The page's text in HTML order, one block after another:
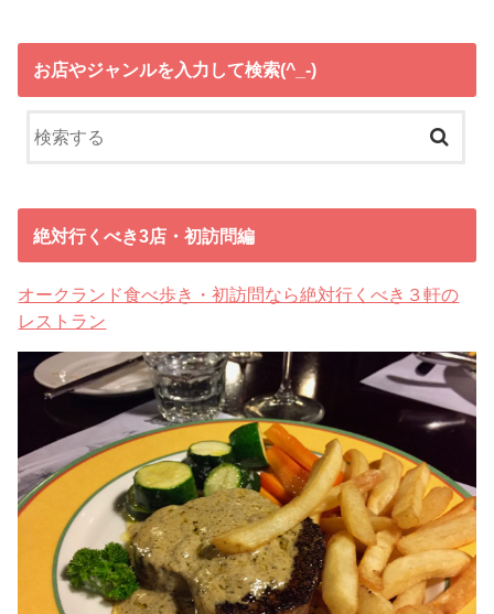
お店やジャンルを入力して検索(^_-)
絶対行くべき3店・初訪問編
オークランド食べ歩き・初訪問なら絶対行くべき３軒の
レストラン